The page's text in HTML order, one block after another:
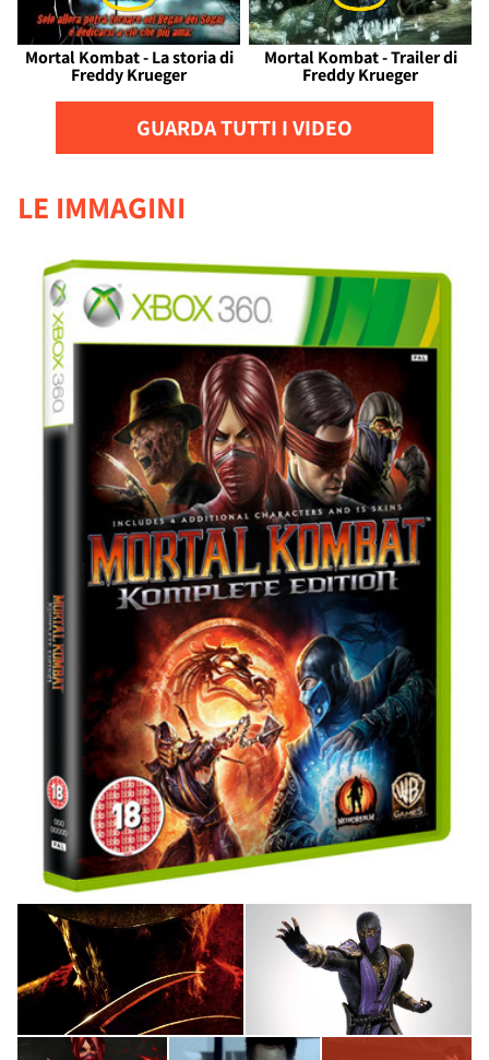
Mortal Kombat - La storia di
Freddy Krueger
Mortal Kombat - Trailer di
Freddy Krueger
GUARDA TUTTI I VIDEO
LE IMMAGINI